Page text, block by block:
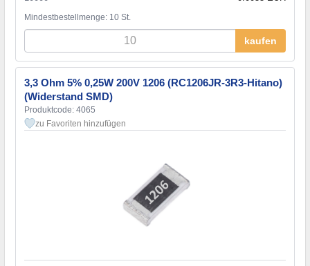
Mindestbestellmenge: 10 St.
kaufen
3,3 Ohm 5% 0,25W 200V 1206 (RC1206JR-3R3-Hitano)
(Widerstand SMD)
Produktcode: 4065
zu Favoriten hinzufügen